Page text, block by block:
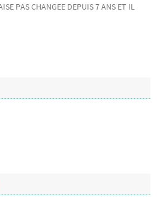
PAS CHANGEE DEPUIS 7 ANS ET IL